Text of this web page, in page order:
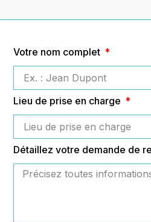
Votre nom complet
Lieu de prise en charge
Détaillez votre demande de